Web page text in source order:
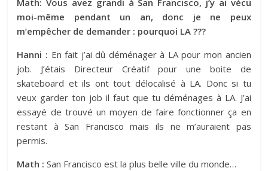
Math: Vous avez grandi à San Francisco, j’y ai vécu
moi-même pendant un an, donc je ne peux
m’empêcher de demander : pourquoi LA ???
Hanni : En fait j’ai dû déménager à LA pour mon ancien
job. J’étais Directeur Créatif pour une boite de
skateboard et ils ont tout délocalisé à LA. Donc si tu
veux garder ton job il faut que tu déménages à LA. J’ai
essayé de trouvé un moyen de faire fonctionner ça en
restant à San Francisco mais ils ne m’auraient pas
permis.
Math : San Francisco est la plus belle ville du monde…